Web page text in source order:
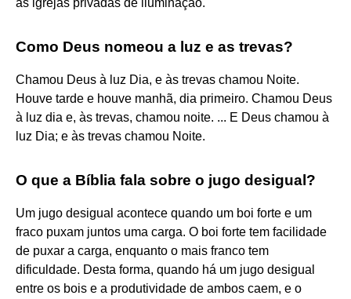
Como Deus nomeou a luz e as trevas?
Chamou Deus à luz Dia, e às trevas chamou Noite.
Houve tarde e houve manhã, dia primeiro. Chamou Deus
à luz dia e, às trevas, chamou noite. ... E Deus chamou à
luz Dia; e às trevas chamou Noite.
O que a Bíblia fala sobre o jugo desigual?
Um jugo desigual acontece quando um boi forte e um
fraco puxam juntos uma carga. O boi forte tem facilidade
de puxar a carga, enquanto o mais franco tem
dificuldade. Desta forma, quando há um jugo desigual
entre os bois e a produtividade de ambos caem, e o